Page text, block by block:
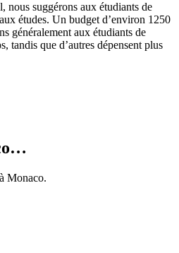
nous suggérons aux étudiants de
études. Un budget d’environ 1250
généralement aux étudiants de
tandis que d’autres dépensent plus
Monaco.